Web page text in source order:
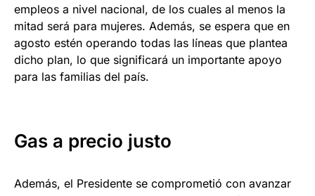
empleos a nivel nacional, de los cuales al menos la
mitad será para mujeres. Además, se espera que en
agosto estén operando todas las líneas que plantea
dicho plan, lo que significará un importante apoyo
para las familias del país.
Gas a precio justo
Además, el Presidente se comprometió con avanzar